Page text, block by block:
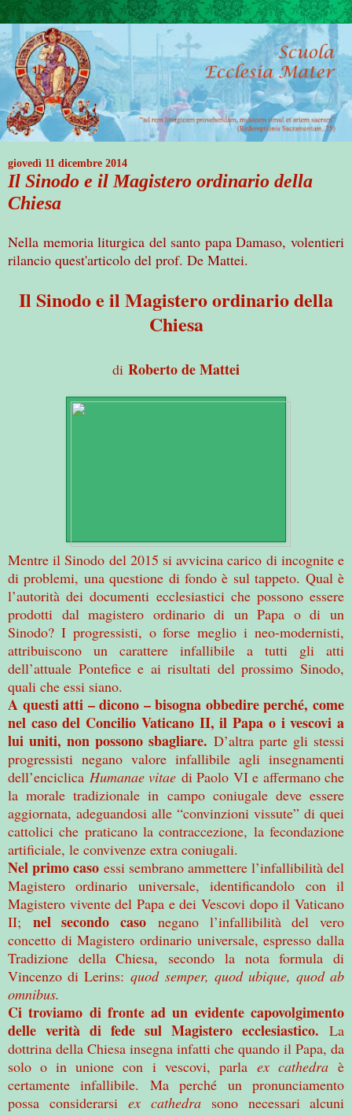
giovedì 11 dicembre 2014
Il Sinodo e il Magistero ordinario della
Chiesa
Nella memoria liturgica del santo papa Damaso, volentieri
rilancio quest'articolo del prof. De Mattei.
Il Sinodo e il Magistero ordinario della
Chiesa
di Roberto de Mattei
Mentre il Sinodo del 2015 si avvicina carico di incognite e
di problemi, una questione di fondo è sul tappeto. Qual è
l’autorità dei documenti ecclesiastici che possono essere
prodotti dal magistero ordinario di un Papa o di un
Sinodo? I progressisti, o forse meglio i neo-modernisti,
attribuiscono un carattere infallibile a tutti gli atti
dell’attuale Pontefice e ai risultati del prossimo Sinodo,
quali che essi siano.
A questi atti – dicono – bisogna obbedire perché, come
nel caso del Concilio Vaticano II, il Papa o i vescovi a
lui uniti, non possono sbagliare. D’altra parte gli stessi
progressisti negano valore infallibile agli insegnamenti
dell’enciclica Humanae vitae di Paolo VI e affermano che
la morale tradizionale in campo coniugale deve essere
aggiornata, adeguandosi alle “convinzioni vissute” di quei
cattolici che praticano la contraccezione, la fecondazione
artificiale, le convivenze extra coniugali.
Nel primo caso essi sembrano ammettere l’infallibilità del
Magistero ordinario universale, identificandolo con il
Magistero vivente del Papa e dei Vescovi dopo il Vaticano
II;
nel secondo caso
negano l’infallibilità del vero
concetto di Magistero ordinario universale, espresso dalla
Tradizione della Chiesa, secondo la nota formula di
Vincenzo di Lerins: quod semper, quod ubique, quod ab
omnibus.
Ci troviamo di fronte ad un evidente capovolgimento
delle verità di fede sul Magistero ecclesiastico. La
dottrina della Chiesa insegna infatti che quando il Papa, da
solo o in unione con i vescovi, parla ex cathedra è
certamente infallibile. Ma perché un pronunciamento
possa considerarsi ex cathedra
sono necessari alcuni